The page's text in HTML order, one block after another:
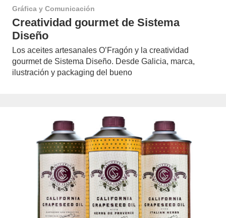
Gráfica y Comunicación
Creatividad gourmet de Sistema
Diseño
Los aceites artesanales O’Fragón y la creatividad
gourmet de Sistema Diseño. Desde Galicia, marca,
ilustración y packaging del bueno